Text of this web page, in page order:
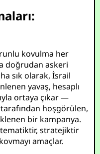
kovulma her
doğrudan askeri
sık olarak, İsrail
yavaş, hesaplı
ortaya çıkar —
hoşgörülen,
bir kampanya.
stratejiktir
amaçlar.